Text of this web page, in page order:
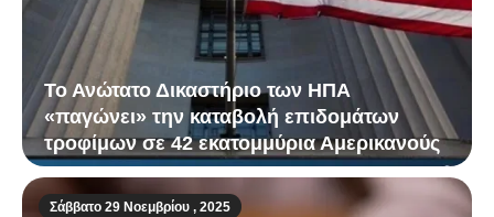
Το Ανώτατο Δικαστήριο των ΗΠΑ
«παγώνει» την καταβολή επιδομάτων
τροφίμων σε 42 εκατομμύρια Αμερικανούς
Σάββατο 29 Νοεμβρίου , 2025